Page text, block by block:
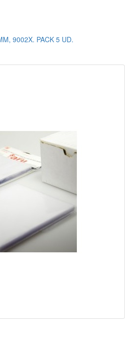
9002X. PACK 5 UD.